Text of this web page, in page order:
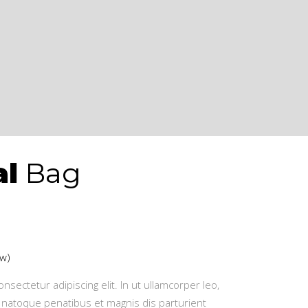
Bag
adipiscing elit. In ut ullamcorper leo,
penatibus et magnis dis parturient